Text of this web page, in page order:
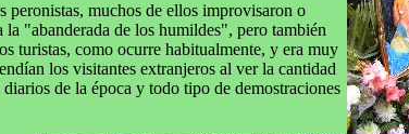
peronistas, muchos de ellos improvisaron o
la "abanderada de los humildes", pero también
turistas, como ocurre habitualmente, y era muy
los visitantes extranjeros al ver la cantidad
de la época y todo tipo de demostraciones